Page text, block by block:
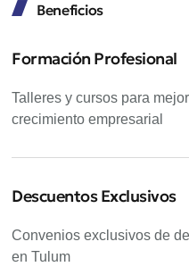
Beneficios
Formación Profesional
Talleres y cursos para
crecimiento empresarial
Descuentos Exclusivos
Convenios exclusivos de
en Tulum